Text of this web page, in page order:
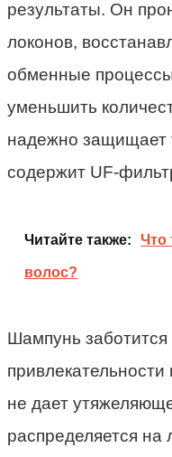
результаты. Он
локонов,
обменные
уменьшить
надежно защищает
содержит UF-
Читайте также: Что
волос?
Шампунь
не дает
распределяется на